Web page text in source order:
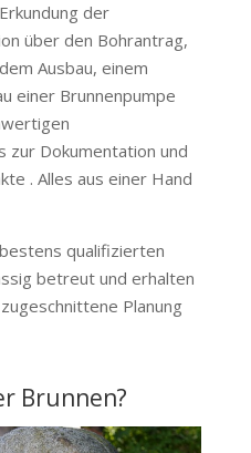
der
über den Bohrantrag,
Ausbau, einem
einer Brunnenpumpe
zur Dokumentation und
. Alles aus einer Hand
qualifizierten
betreut und erhalten
Planung
Brunnen?